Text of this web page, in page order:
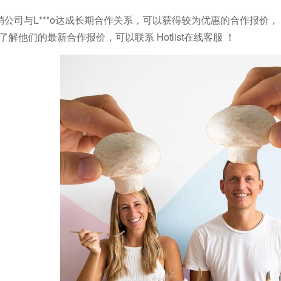
公司与L***o达成长期合作关系，可以获得较为优惠的合作报价，
解他们的最新合作报价，可以联系 Hotlist在线客服 ！